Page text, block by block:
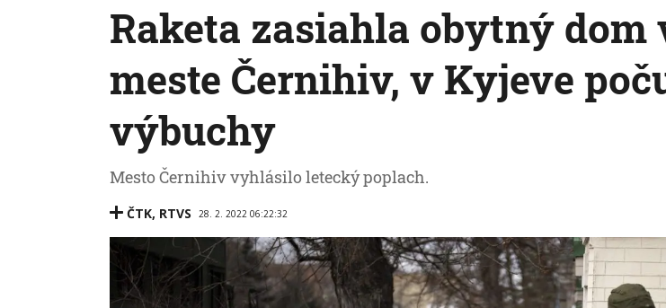
Raketa zasiahla obytný dom
meste Černihiv, v Kyjeve
výbuchy
Mesto Černihiv vyhlásilo letecký poplach.
ČTK, RTVS 28. 2. 2022 06:22:32